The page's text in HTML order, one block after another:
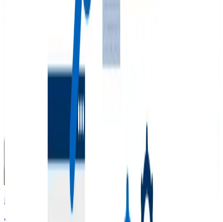
Contar con especialistas que entiendan tu mercado es
clave para el éxito. En Seology ofrecemos servicios
adaptados a cada región: nuestra
conoce a fondo el ecosistema digital colombiano,
mientras que nuestra
Agencia SEO en Chile
estrategias que funcionan en el mercado chileno.
Preguntas frecuentes
¿Qué es un enlace interno?
Escrito por